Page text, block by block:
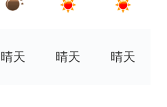
晴天 晴天 晴天